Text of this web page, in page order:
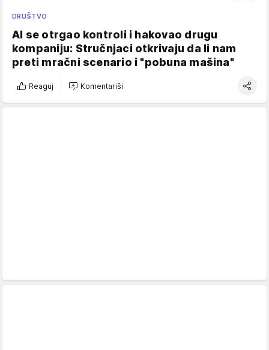
DRUŠTVO
AI se otrgao kontroli i hakovao drugu
kompaniju: Stručnjaci otkrivaju da li nam
preti mračni scenario i "pobuna mašina"
Reaguj Komentariši